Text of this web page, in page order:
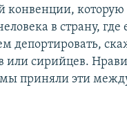
в страну,
депортировать,
или сирийцев.
мы приняли эти